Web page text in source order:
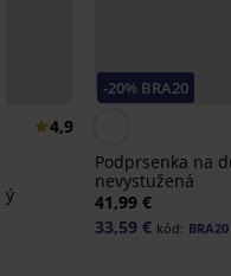
4,9
-20% BRA20
Podprsenka na
nevystužená
41,99 €
33,59 € kód: BRA20